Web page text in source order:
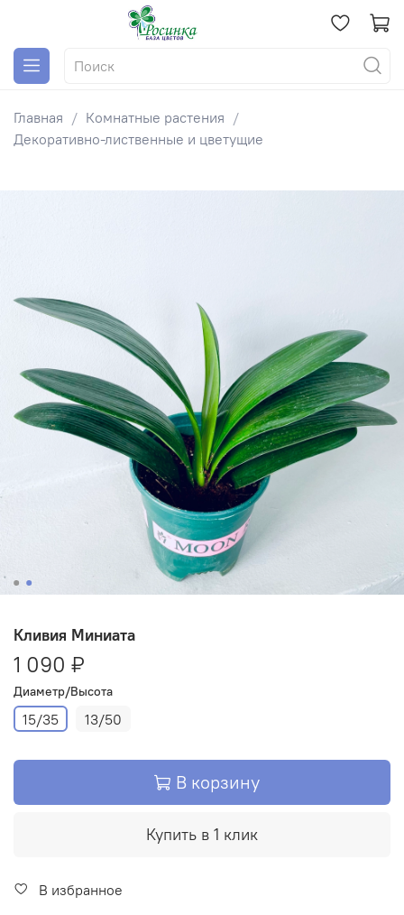
Главная
Комнатные растения
Декоративно-лиственные и цветущие
Кливия Миниата
1 090 ₽
Диаметр/Высота
15/35 13/50
В корзину
Купить в 1 клик
В избранное